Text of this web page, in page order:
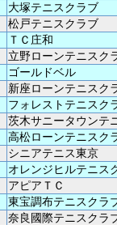
大塚テニスクラブ
松戸テニスクラブ
ＴＣ庄和
立野ローンテニスク
ゴールドベル
新座ローンテニスク
フォレストテニスク
茨木サニータウンテ
高松ローンテニスク
シニアテニス東京
オレンジヒルテニス
アピアＴＣ
東宝調布テニスクラ
奈良國際テニスクラ